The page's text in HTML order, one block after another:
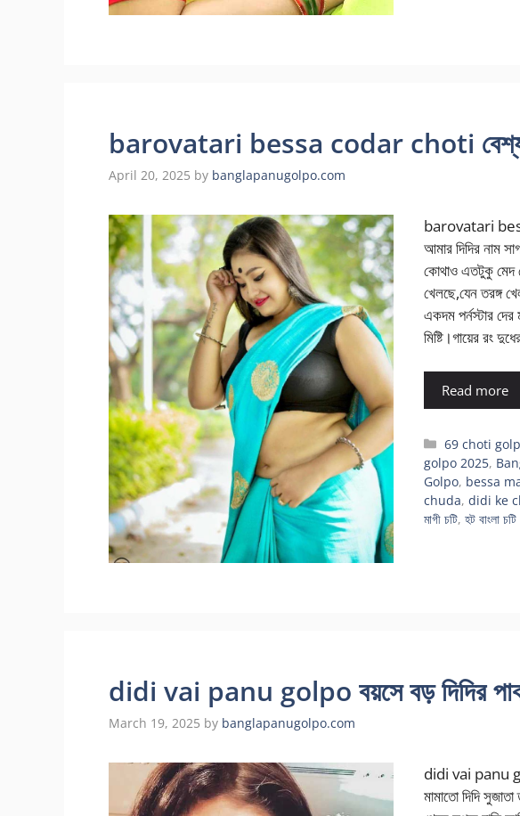
barovatari bessa codar choti বেশ্যার
April 20, 2025 by banglapanugolpo.com
barovatari
আমার দিদির নাম
কোথাও এতটুকু মেদ
খেলছে,যেন তরঙ্গ
একদম পর্নস্টার
মিষ্টি।গায়ের রং
Read more
Categories
69 choti
golpo 2025,
Golpo, bessa
chuda, didi ke
মাগী চটি, হট বাংলা চটি
didi vai panu golpo বয়সে বড় দিদির
March 19, 2025 by banglapanugolpo.com
didi vai panu
মামাতো দিদি